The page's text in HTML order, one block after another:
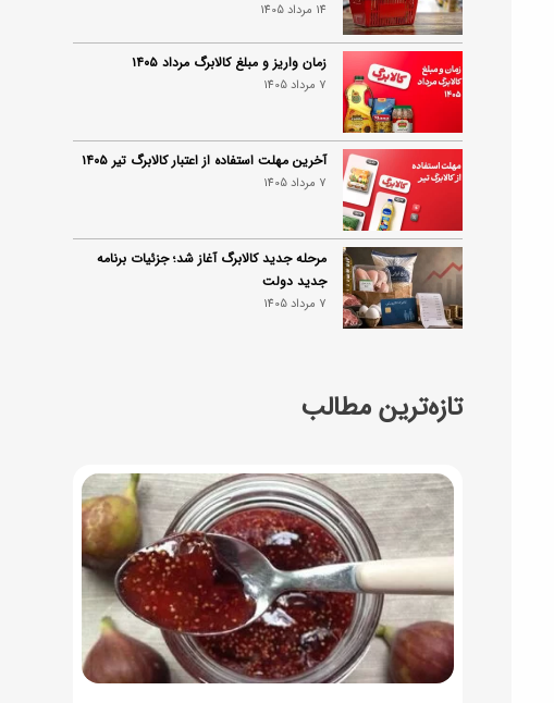
14 مرداد 1405
زمان واریز و مبلغ کالابرگ مرداد ۱۴۰۵
7 مرداد 1405
آخرین مهلت استفاده از اعتبار کالابرگ تیر ۱۴۰۵
7 مرداد 1405
مرحله جدید کالابرگ آغاز شد؛ جزئیات برنامه
جدید دولت
7 مرداد 1405
تازه‌ترین مطالب